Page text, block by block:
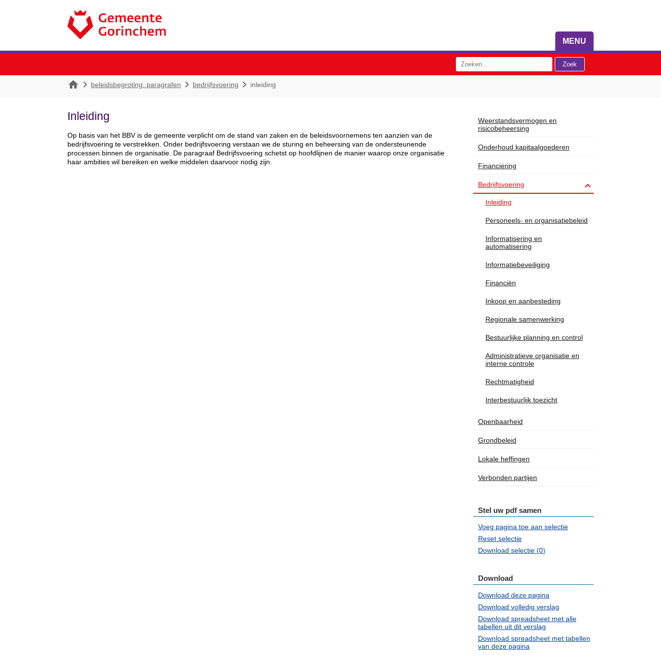
MENU
  beleidsbegroting: paragrafen  bedrijfsvoering  inleiding
Inleiding
Op basis van het BBV is de gemeente verplicht om de stand van zaken en de beleidsvoornemens ten aanzien van de
bedrijfsvoering te verstrekken. Onder bedrijfsvoering verstaan we de sturing en beheersing van de ondersteunende
processen binnen de organisatie. De paragraaf Bedrijfsvoering schetst op hoofdlijnen de manier waarop onze organisatie
haar ambities wil bereiken en welke middelen daarvoor nodig zijn.
Weerstandsvermogen en
risicobeheersing
Onderhoud kapitaalgoederen
Financiering
Bedrijfsvoering 
Inleiding
Personeels- en organisatiebeleid
Informatisering en
automatisering
Informatiebeveiliging
Financiën
Inkoop en aanbesteding
Regionale samenwerking
Bestuurlijke planning en control
Administratieve organisatie en
interne controle
Rechtmatigheid
Interbestuurlijk toezicht
Openbaarheid
Grondbeleid
Lokale heffingen
Verbonden partijen
Stel uw pdf samen
Voeg pagina toe aan selectie
Reset selectie
Download selectie (0)
Download
Download deze pagina
Download volledig verslag
Download spreadsheet met alle
tabellen uit dit verslag
Download spreadsheet met tabellen
van deze pagina